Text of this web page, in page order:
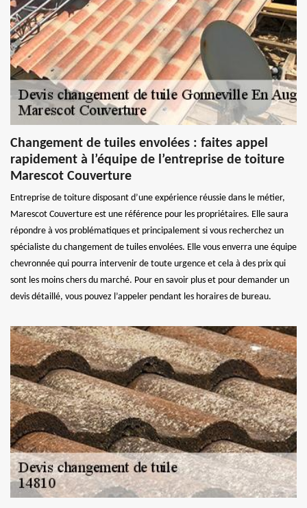
Changement de tuiles envolées : faites appel
rapidement à l’équipe de l’entreprise de toiture
Marescot Couverture
Entreprise de toiture disposant d’une expérience réussie dans le métier,
Marescot Couverture est une référence pour les propriétaires. Elle saura
répondre à vos problématiques et principalement si vous recherchez un
spécialiste du changement de tuiles envolées. Elle vous enverra une équipe
chevronnée qui pourra intervenir de toute urgence et cela à des prix qui
sont les moins chers du marché. Pour en savoir plus et pour demander un
devis détaillé, vous pouvez l’appeler pendant les horaires de bureau.